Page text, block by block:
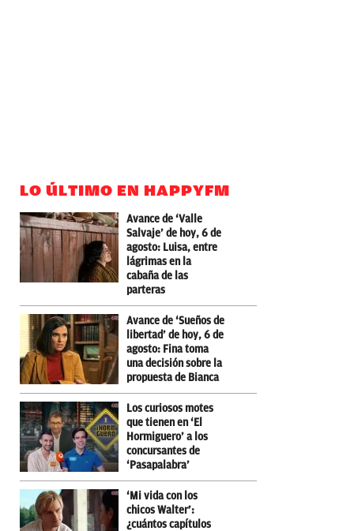
LO ÚLTIMO EN HAPPYFM
Avance de ‘Valle
Salvaje’ de hoy, 6 de
agosto: Luisa, entre
lágrimas en la
cabaña de las
parteras
Avance de ‘Sueños de
libertad’ de hoy, 6 de
agosto: Fina toma
una decisión sobre la
propuesta de Bianca
Los curiosos motes
que tienen en ‘El
Hormiguero’ a los
concursantes de
‘Pasapalabra’
‘Mi vida con los
chicos Walter’:
¿cuántos capítulos